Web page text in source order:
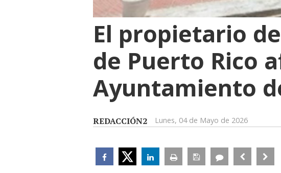
El propietario
de Puerto Rico
Ayuntamiento
REDACCIÓN2 Lunes, 04 de Mayo de 2026